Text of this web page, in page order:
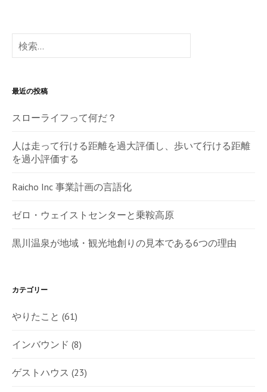
検
索:
最近の投稿
スローライフって何だ？
人は走って行ける距離を過大評価し、歩いて行ける距離
を過小評価する
Raicho Inc 事業計画の言語化
ゼロ・ウェイストセンターと乗鞍高原
黒川温泉が地域・観光地創りの見本である6つの理由
カテゴリー
やりたこと (61)
インバウンド (8)
ゲストハウス (23)